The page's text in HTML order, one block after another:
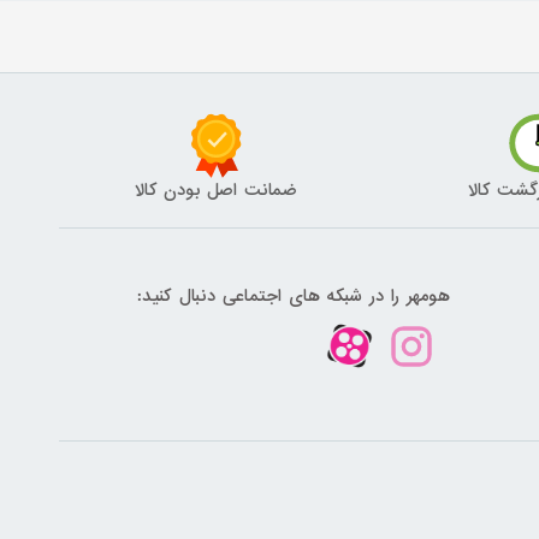
کالا ضمانت اصل بودن کالا
هومهر را در شبکه های اجتماعی دنبال کنید: